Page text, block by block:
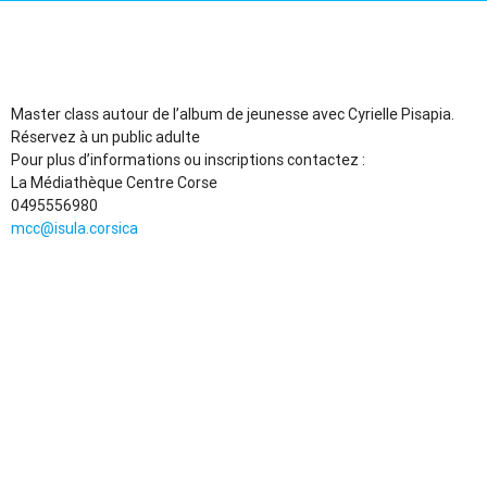
Master class autour de l’album de jeunesse avec Cyrielle Pisapia.
Réservez à un public adulte
Pour plus d’informations ou inscriptions contactez :
La Médiathèque Centre Corse
0495556980
mcc@isula.corsica